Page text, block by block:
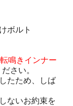
ボルト
鳴きインナー
さい。
たため、しば
ないお約束を